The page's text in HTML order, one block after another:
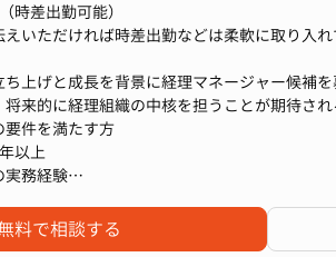
時差出勤可能）
いただければ時差出勤などは柔軟に取り入れ
ち上げと成長を背景に経理マネージャー候補
来的に経理組織の中核を担うことが期待され
ユニット（計3名：ユニットリーダー1名、
、経営層との距離が近い環境です。
】
取引記録・管理を通じて、会社の財政状態を
要件を満たす方
以上
実務経験
料で相談する